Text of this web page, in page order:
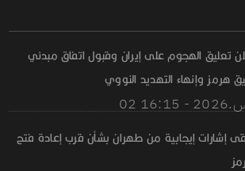
تعليق الهجوم على إيران وقبول اتفاق مبدئي
هرمز وإنهاء التهديد النووي
إشارات إيجابية من طهران بشأن قرب إعادة فتح